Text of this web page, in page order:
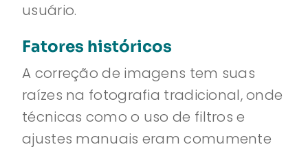
usuário.
Fatores históricos
A correção de imagens tem suas
raízes na fotografia tradicional, onde
técnicas como o uso de filtros e
ajustes manuais eram comumente